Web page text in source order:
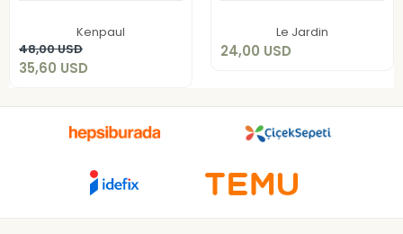
Kenpaul
48,00 USD
35,60 USD
Sepete Ekle Le Jardin
24,00 USD